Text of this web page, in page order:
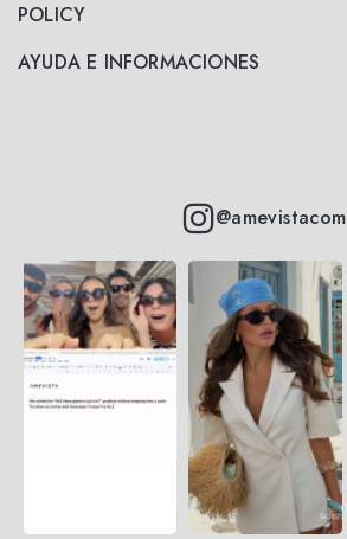
POLICY
AYUDA E INFORMACIONES
@amevistacom